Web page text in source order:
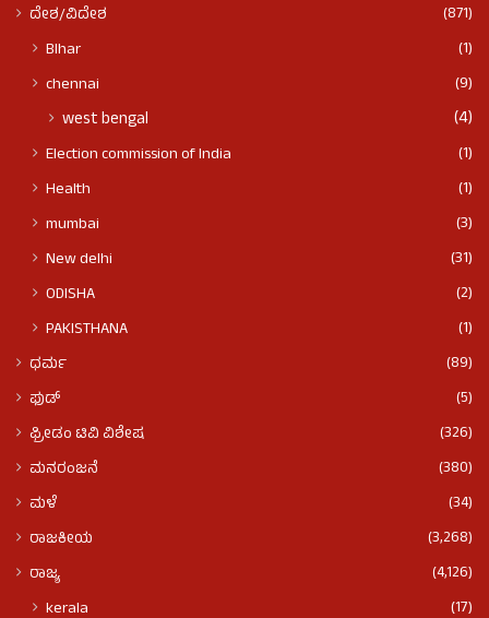
ದೇಶ/ವಿದೇಶ
(871)
BIhar
(1)
chennai
(9)
west bengal (4)
Election commission of India
(1)
Health
(1)
mumbai
(3)
New delhi
(31)
ODISHA
(2)
PAKISTHANA
(1)
ಧರ್ಮ
(89)
ಫುಡ್​​
(5)
ಫ್ರೀಡಂ ಟಿವಿ ವಿಶೇಷ
(326)
ಮನರಂಜನೆ
(380)
ಮಳೆ
(34)
ರಾಜಕೀಯ
(3,268)
ರಾಜ್ಯ
(4,126)
kerala (17)